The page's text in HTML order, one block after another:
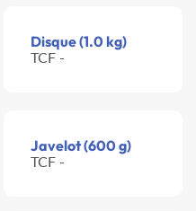
Disque (1.0 kg)
TCF -
Javelot (600 g)
TCF -